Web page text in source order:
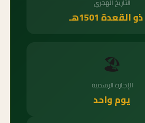
التاريخ الهجري
🏖️
الإجازة الرسمية
يوم واحد